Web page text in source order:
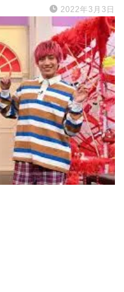
2022年3月3日